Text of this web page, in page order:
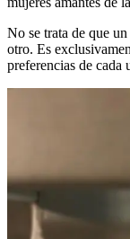
No se trata de que
otro. Es
preferencias de cada